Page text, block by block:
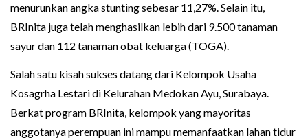
menurunkan angka stunting sebesar 11,27%. Selain itu,
BRInita juga telah menghasilkan lebih dari 9.500 tanaman
sayur dan 112 tanaman obat keluarga (TOGA).
Salah satu kisah sukses datang dari Kelompok Usaha
Kosagrha Lestari di Kelurahan Medokan Ayu, Surabaya.
Berkat program BRInita, kelompok yang mayoritas
anggotanya perempuan ini mampu memanfaatkan lahan tidur